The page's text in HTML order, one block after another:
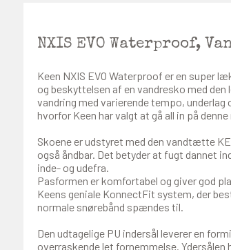
NXIS EVO Waterproof,
Keen NXIS EVO Waterproof er en super
og beskyttelsen af en vandresko med
vandring med varierende tempo,
hvorfor Keen har valgt at gå all in på denne
Skoene er udstyret med den vandtætte
også åndbar. Det betyder at fugt dannet
inde- og udefra.
Pasformen er komfortabel og giver god
Keens geniale KonnectFit system, der
normale snørebånd spændes til.
Den udtagelige PU indersål leverer en
overraskende let fornemmelse.